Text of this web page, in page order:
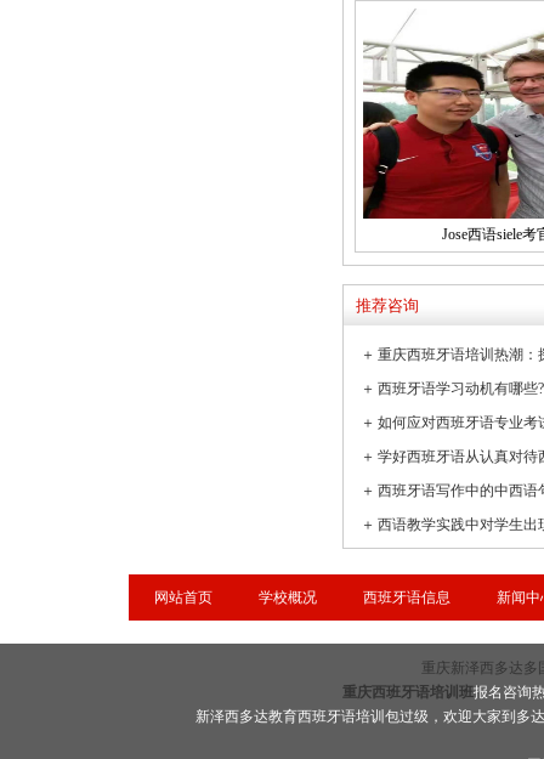
Jose西语siele考
推荐咨询
＋
＋
＋ 如何应对西班牙语专业考
＋ 学好西班牙语从认真对待
＋ 西班牙语写作中的中西语
＋
网站首页 学校概况 西班牙语信息 新闻中
重庆新泽西多达多
重庆西班牙语培训班报名咨询
新泽西多达教育西班牙语培训包过级，欢迎大家到多